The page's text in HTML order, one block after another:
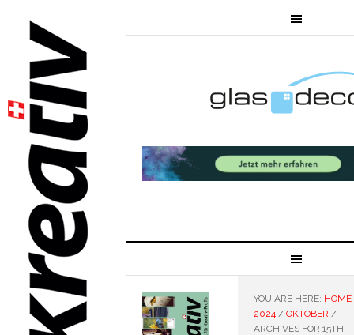
YOU ARE HERE: HOME
2024 / OKTOBER /
ARCHIVES FOR 15TH